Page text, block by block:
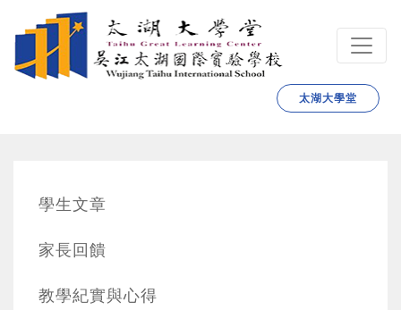
跳转到主要内容
太湖大學堂
學生文章
家長回饋
教學紀實與心得